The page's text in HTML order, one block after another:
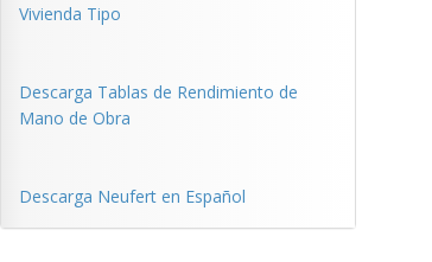
Vivienda Tipo
Descarga Tablas de Rendimiento de
Mano de Obra
Descarga Neufert en Español